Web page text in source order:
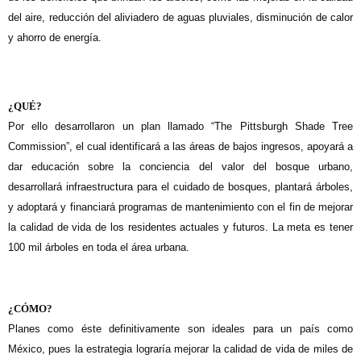
del aire, reducción del aliviadero de aguas pluviales, disminución de calor
y ahorro de energía.
¿QUÉ?
Por ello desarrollaron un plan llamado “The Pittsburgh Shade Tree
Commission”, el cual identificará a las áreas de bajos ingresos, apoyará a
dar educación sobre la conciencia del valor del bosque urbano,
desarrollará infraestructura para el cuidado de bosques, plantará árboles,
y adoptará y financiará programas de mantenimiento con el fin de mejorar
la calidad de vida de los residentes actuales y futuros. La meta es tener
100 mil árboles en toda el área urbana.
¿CÓMO?
Planes como éste definitivamente son ideales para un país como
México, pues la estrategia lograría mejorar la calidad de vida de miles de